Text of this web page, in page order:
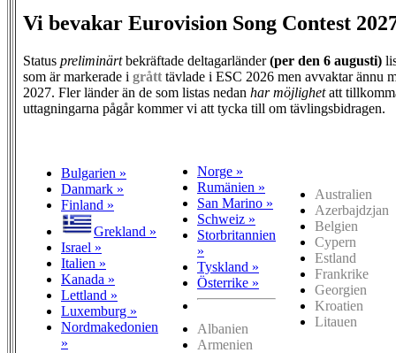
Vi bevakar Eurovision Song Contest
Status preliminärtbekräftade deltagarländer(per den 6 augusti)
som är markerade i grått tävlade i ESC 2026 men avvaktar ännu
2027. Fler länder än de som listas nedan har möjlighetatt
uttagningarna pågår kommer vi att tycka till om tävlingsbidragen.
Bulgarien »
Danmark »
Finland »
Grekland »
Israel »
Italien »
Kanada »
Lettland »
Luxemburg »
Nordmakedonien
»
Norge »
Rumänien »
San Marino »
Schweiz »
Storbritannien
»
Tyskland »
Österrike »
Albanien
Armenien
Australien
Azerbajdzjan
Belgien
Cypern
Estland
Frankrike
Georgien
Kroatien
Litauen